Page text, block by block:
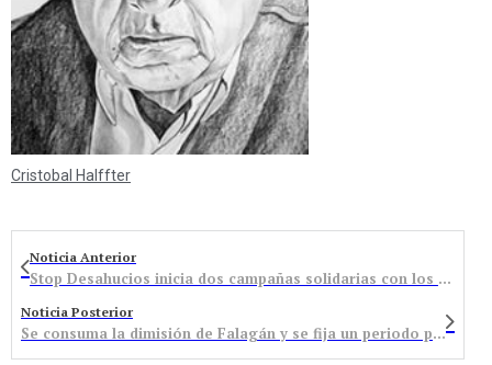
Cristobal Halffter
Noticia Anterior
Stop Desahucios inicia dos campañas solidarias con los afectados por las hipotecas
Noticia Posterior
Se consuma la dimisión de Falagán y se fija un periodo para la presentación de candidaturas